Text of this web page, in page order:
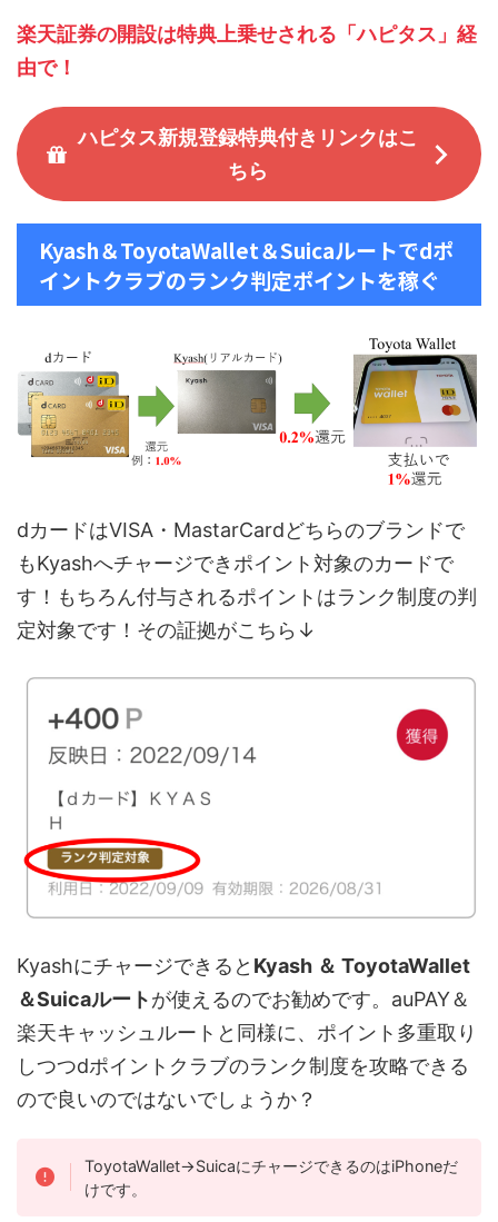
楽天証券の開設は特典上乗せされる「ハピタス」経
由で！
ハピタス新規登録特典付きリンクはこ
ちら
Kyash＆ToyotaWallet＆Suicaルートでdポ
イントクラブのランク判定ポイントを稼ぐ
dカードはVISA・MastarCardどちらのブランドで
もKyashへチャージできポイント対象のカードで
す！もちろん付与されるポイントはランク制度の判
定対象です！その証拠がこちら↓
Kyashにチャージできると Kyash ＆ ToyotaWallet
＆Suicaルートが使えるのでお勧めです。auPAY＆
楽天キャッシュルートと同様に、ポイント多重取り
しつつdポイントクラブのランク制度を攻略できる
ので良いのではないでしょうか？
ToyotaWallet→SuicaにチャージできるのはiPhoneだ
けです。